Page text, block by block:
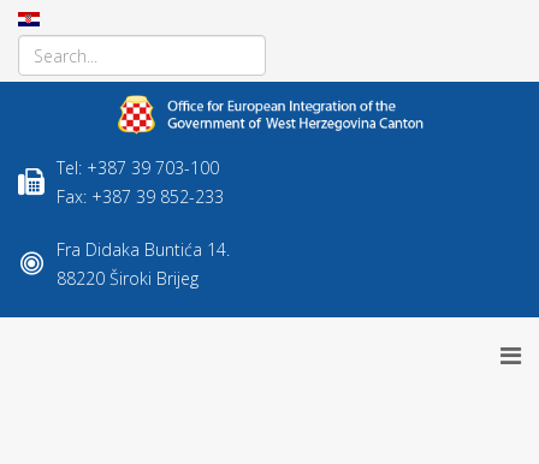
Tel: +387 39 703-100
Fax: +387 39 852-233
Fra Didaka Buntića 14.
88220 Široki Brijeg